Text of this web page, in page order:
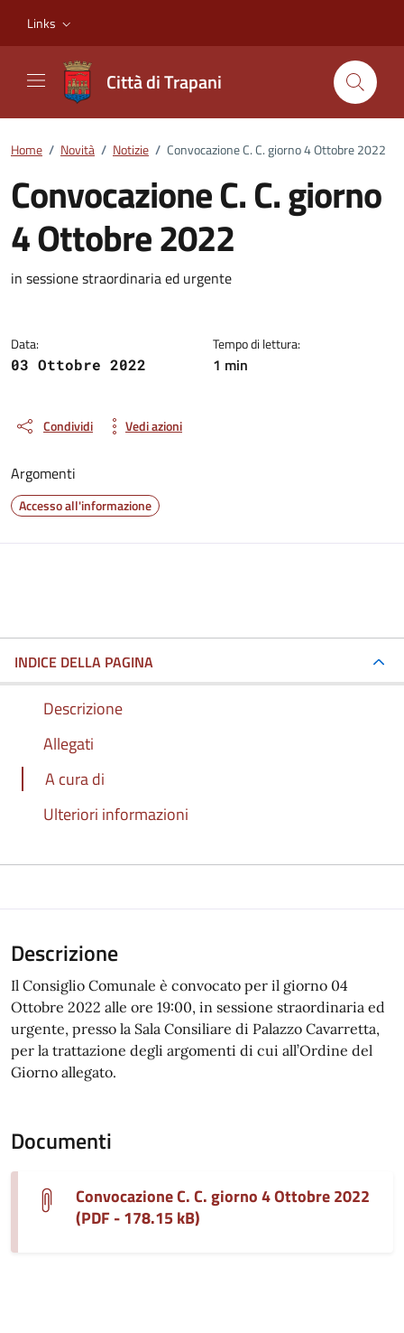
Links
Città di Trapani
Home / Novità / Notizie / Convocazione C. C. giorno 4 Ottobre 2022
Convocazione C. C. giorno
4 Ottobre 2022
Dettagli della notizia
in sessione straordinaria ed urgente
Data:
03 Ottobre 2022
Tempo di lettura:
1 min
Condividi Vedi azioni
Argomenti
Accesso all'informazione
INDICE DELLA PAGINA
Descrizione
Allegati
A cura di
Ulteriori informazioni
Descrizione
Il Consiglio Comunale è convocato per il giorno 04
Ottobre 2022 alle ore 19:00, in sessione straordinaria ed
urgente, presso la Sala Consiliare di Palazzo Cavarretta,
per la trattazione degli argomenti di cui all’Ordine del
Giorno allegato.
Documenti
Convocazione C. C. giorno 4 Ottobre 2022
(PDF - 178.15 kB)